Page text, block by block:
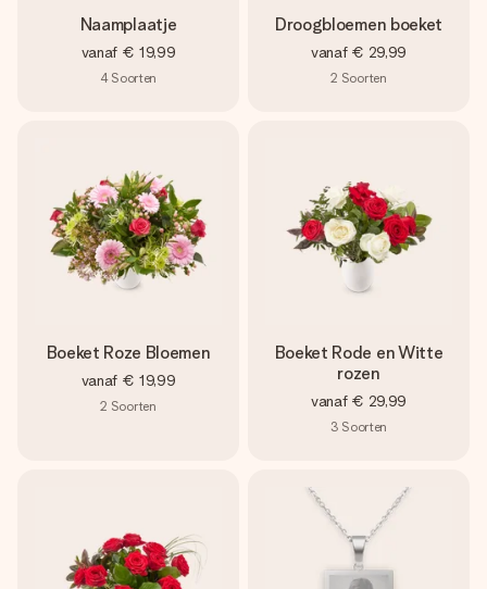
Naamplaatje
vanaf € 19,99
4 Soorten
Droogbloemen boeket
vanaf € 29,99
2 Soorten
Boeket Roze Bloemen
vanaf € 19,99
2 Soorten
Boeket Rode en Witte
rozen
vanaf € 29,99
3 Soorten